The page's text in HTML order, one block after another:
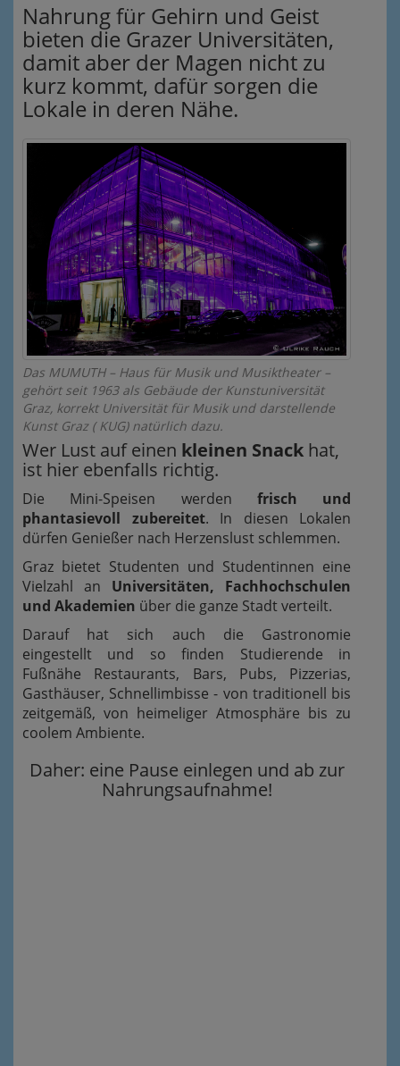
Nahrung für Gehirn und Geist
bieten die Grazer Universitäten,
damit aber der Magen nicht zu
kurz kommt, dafür sorgen die
Lokale in deren Nähe.
Das MUMUTH – Haus für Musik und Musiktheater –
gehört seit 1963 als Gebäude der Kunstuniversität
Graz, korrekt Universität für Musik und darstellende
Kunst Graz ( KUG) natürlich dazu.
Wer Lust auf einen kleinen Snack hat,
ist hier ebenfalls richtig.
Die Mini-Speisen werden frisch und
phantasievoll zubereitet. In diesen Lokalen
dürfen Genießer nach Herzenslust schlemmen.
Graz bietet Studenten und Studentinnen eine
Vielzahl an Universitäten, Fachhochschulen
und Akademien über die ganze Stadt verteilt.
Darauf hat sich auch die Gastronomie
eingestellt und so finden Studierende in
Fußnähe Restaurants, Bars, Pubs, Pizzerias,
Gasthäuser, Schnellimbisse - von traditionell bis
zeitgemäß, von heimeliger Atmosphäre bis zu
coolem Ambiente.
Daher: eine Pause einlegen und ab zur
Nahrungsaufnahme!